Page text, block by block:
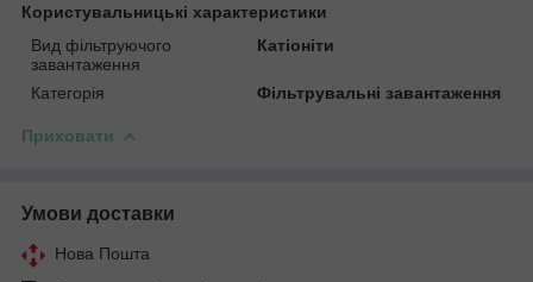
Користувальницькі характеристики
Вид фільтруючого
завантаження
Катіоніти
Категорія Фільтрувальні завантаження
Приховати
Умови доставки
Нова Пошта